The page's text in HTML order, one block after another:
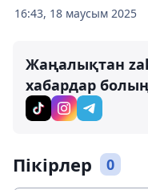
16:43, 18 маусым 2025
Жаңалықтан
хабардар
Пікірлер 0